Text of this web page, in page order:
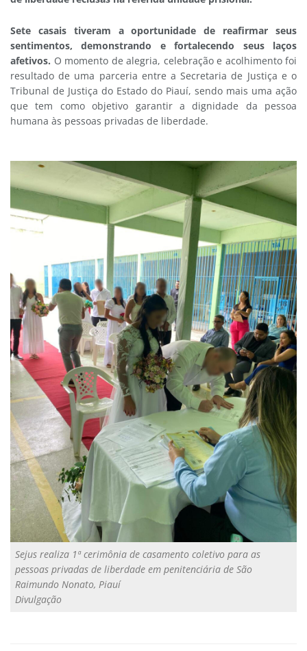
Sete casais tiveram a oportunidade de reafirmar seus
sentimentos, demonstrando e fortalecendo seus laços
afetivos. O momento de alegria, celebração e acolhimento foi
resultado de uma parceria entre a Secretaria de Justiça e o
Tribunal de Justiça do Estado do Piauí, sendo mais uma ação
que tem como objetivo garantir a dignidade da pessoa
humana às pessoas privadas de liberdade.
Sejus realiza 1ª cerimônia de casamento coletivo para as
pessoas privadas de liberdade em penitenciária de São
Raimundo Nonato, Piauí
Divulgação